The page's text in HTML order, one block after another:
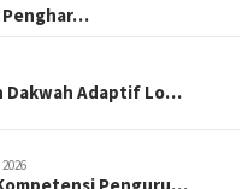
Penghar…
Dakwah Adaptif Lo…